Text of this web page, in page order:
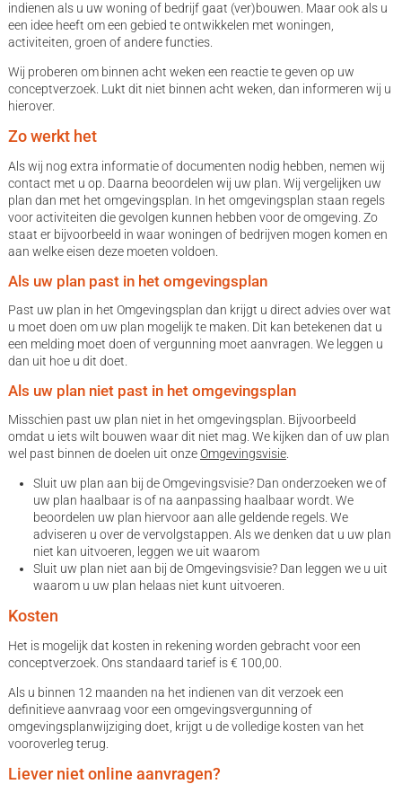
indienen als u uw woning of bedrijf gaat (ver)bouwen. Maar ook als u
een idee heeft om een gebied te ontwikkelen met woningen,
activiteiten, groen of andere functies.
Wij proberen om binnen acht weken een reactie te geven op uw
conceptverzoek. Lukt dit niet binnen acht weken, dan informeren wij u
hierover.
Zo werkt het
Als wij nog extra informatie of documenten nodig hebben, nemen wij
contact met u op. Daarna beoordelen wij uw plan. Wij vergelijken uw
plan dan met het omgevingsplan. In het omgevingsplan staan regels
voor activiteiten die gevolgen kunnen hebben voor de omgeving. Zo
staat er bijvoorbeeld in waar woningen of bedrijven mogen komen en
aan welke eisen deze moeten voldoen.
Als uw plan past in het omgevingsplan
Past uw plan in het Omgevingsplan dan krijgt u direct advies over wat
u moet doen om uw plan mogelijk te maken. Dit kan betekenen dat u
een melding moet doen of vergunning moet aanvragen. We leggen u
dan uit hoe u dit doet.
Als uw plan niet past in het omgevingsplan
Misschien past uw plan niet in het omgevingsplan. Bijvoorbeeld
omdat u iets wilt bouwen waar dit niet mag. We kijken dan of uw plan
wel past binnen de doelen uit onzeOmgevingsvisie.
Sluit uw plan aan bij de Omgevingsvisie? Dan onderzoeken we of
uw plan haalbaar is of na aanpassing haalbaar wordt. We
beoordelen uw plan hiervoor aan alle geldende regels. We
adviseren u over de vervolgstappen. Als we denken dat u uw plan
niet kan uitvoeren, leggen we uit waarom
Sluit uw plan niet aan bij de Omgevingsvisie? Dan leggen we u uit
waarom u uw plan helaas niet kunt uitvoeren.
Kosten
Het is mogelijk dat kosten in rekening worden gebracht voor een
conceptverzoek. Ons standaard tarief is € 100,00.
Als u binnen 12 maanden na het indienen van dit verzoek een
definitieve aanvraag voor een omgevingsvergunning of
omgevingsplanwijziging doet, krijgt u de volledige kosten van het
vooroverleg terug.
Liever niet online aanvragen?